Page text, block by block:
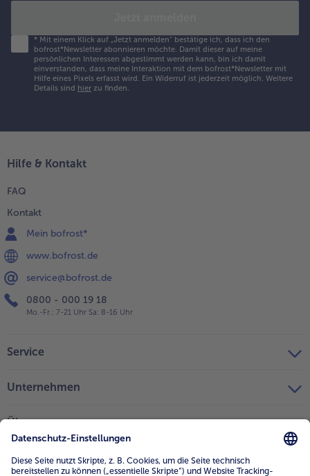
* Mit einem Klick auf „Jetzt anmelden" bestätige ich, dass ich den
bofrost*Newsletter abonnieren möchte. Damit dieser auf meine
persönlichen Interessen abgestimmt werden kann, bin ich damit
einverstanden, dass meine Interaktion mit dem bofrost*Newsletter mit
Hilfe eines Pixels erfasst wird. Ein Widerruf ist jederzeit möglich. Weitere
Details sind hier zu finden.
Hilfe & Kontakt
FAQ
Kontakt
Mein bofrost*
www.bofrost.de
service@bofrost.de
0800 - 000 19 18
Mo.-Fr.: 7-21 Uhr Sa: 8-16 Uhr
Service
Unternehmen
Über uns